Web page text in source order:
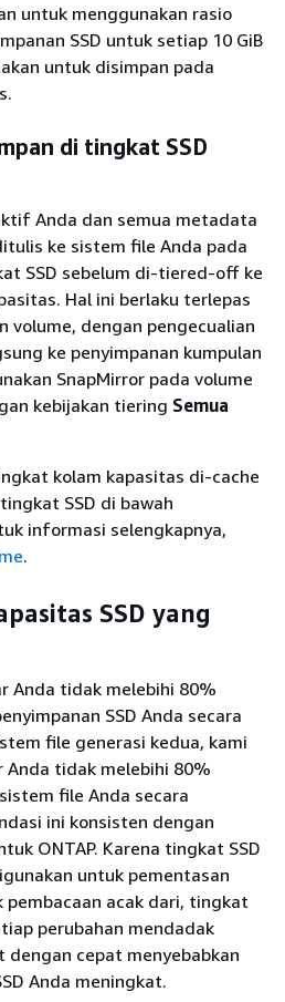
untuk menggunakan rasio
SSD untuk setiap 10 GiB
untuk disimpan pada
di tingkat SSD
Anda dan semua metadata
ke sistem file Anda pada
SSD sebelum di-tiered-off ke
Hal ini berlaku terlepas
volume, dengan pengecualian
ke penyimpanan kumpulan
SnapMirror pada volume
kebijakan tiering Semua
kolam kapasitas di-cache
SSD di bawah
informasi selengkapnya,
.
SSD yang
Anda tidak melebihi 80%
SSD Anda secara
file generasi kedua, kami
Anda tidak melebihi 80%
file Anda secara
ini konsisten dengan
ONTAP. Karena tingkat SSD
untuk pementasan
pembacaan acak dari, tingkat
perubahan mendadak
dengan cepat menyebabkan
Anda meningkat.